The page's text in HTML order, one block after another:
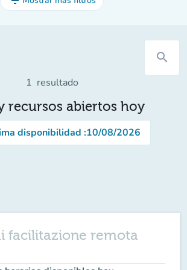
search
1 resultado
recursos abiertos hoy
disponibilidad :10/08/2026
facilitazione remota